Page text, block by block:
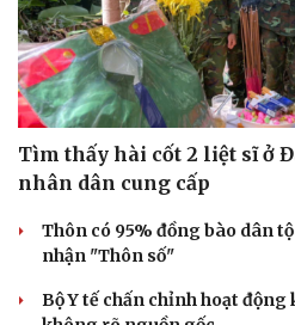
Tìm thấy hài cốt 2 liệt sĩ ở
nhân dân cung cấp
Thôn có 95% đồng bào dân
nhận "Thôn số"
Bộ Y tế chấn chỉnh hoạt